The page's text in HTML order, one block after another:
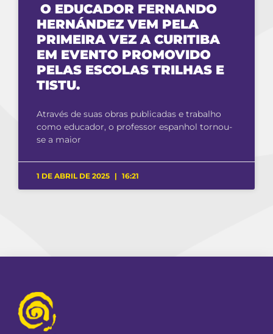
O EDUCADOR FERNANDO
HERNÁNDEZ VEM PELA
PRIMEIRA VEZ A CURITIBA
EM EVENTO PROMOVIDO
PELAS ESCOLAS TRILHAS E
TISTU.
Através de suas obras publicadas e trabalho
como educador, o professor espanhol tornou-
se a maior
1 DE ABRIL DE 2025 16:21